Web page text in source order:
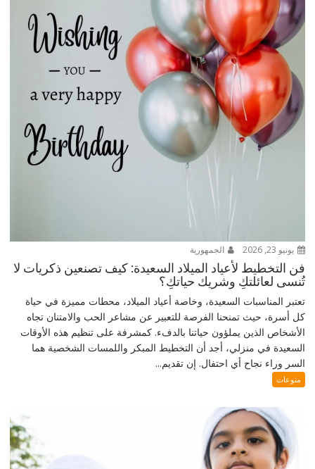
يونيو 23, 2026 الجمهورية
فن التخطيط لأعياد الميلاد السعيدة: كيف تصنعين ذكريات لا
تُنسى لعائلتكِ وشريك حياتكِ؟
تعتبر المناسبات السعيدة، وخاصة أعياد الميلاد، محطات مميزة في حياة
كل أسرة، حيث تمنحنا الفرصة للتعبير عن مشاعر الحب والامتنان تجاه
الأشخاص الذين يملؤون حياتنا بالدفء. كمشرفة على تنظيم هذه الأوقات
السعيدة في منزلي، أجد أن التخطيط المبكر واللمسات الشخصية هما
السر وراء نجاح أي احتفال. إن تقديم...
منوعات